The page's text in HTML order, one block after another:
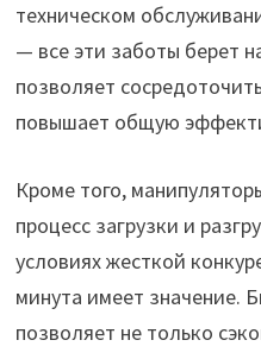
техническом
— все эти заботы берет
позволяет
повышает общую
Кроме того,
процесс загрузки и
условиях жесткой
минута имеет значение.
позволяет не только